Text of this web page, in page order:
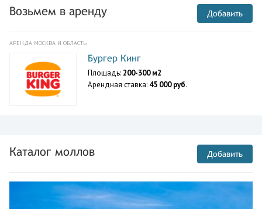
Возьмем в аренду Добавить
АРЕНДА МОСКВА И ОБЛАСТЬ
Бургер Кинг
Площадь: 200-300 м2
Арендная ставка: 45 000 руб.
Каталог моллов Добавить